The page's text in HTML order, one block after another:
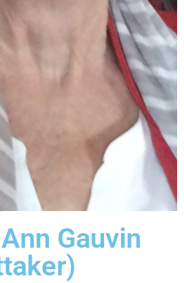
Gauvin